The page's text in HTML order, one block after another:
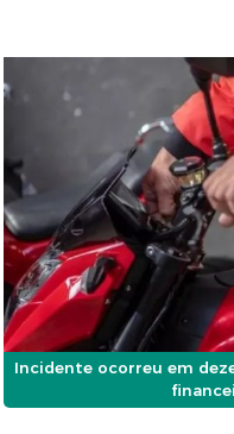
Incidente ocorreu em